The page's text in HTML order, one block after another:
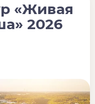
«Живая
2026